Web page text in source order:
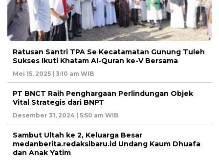
Ratusan Santri TPA Se Kecatamatan Gunung Tuleh
Sukses Ikuti Khatam Al-Quran ke-V Bersama
Mei 15, 2025 | 3:10 am WIB
PT BNCT Raih Penghargaan Perlindungan Objek
Vital Strategis dari BNPT
Desember 31, 2024 | 5:50 am WIB
Sambut Ultah ke 2, Keluarga Besar
medanberita.redaksibaru.id Undang Kaum Dhuafa
dan Anak Yatim